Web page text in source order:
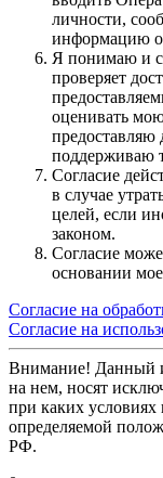
личности,
информацию о
Я понимаю и
проверяет
оценивать
предоставляю
поддерживаю
Согласие
в случае
целей, если
законом.
Согласие
основании
Согласие на
Согласие на
Внимание! Данный
на нем, носят
при каких
определяемой
РФ.